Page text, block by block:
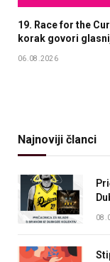
19. Race for the
korak govori
06.08.2026
Najnoviji članci